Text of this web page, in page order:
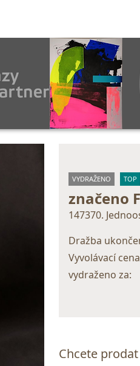
VYDRAŽENO TOP
značeno
147370.
Dražba
Vyvolávací
vydraženo za:
Chcete